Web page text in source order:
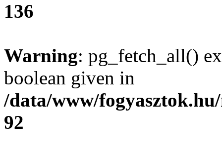
136
Warning: pg_fetch_all()
boolean given in
/data/www/
92